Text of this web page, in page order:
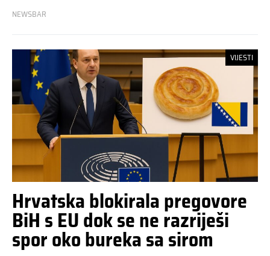
NEWSBAR
VIJESTI
Hrvatska blokirala pregovore
BiH s EU dok se ne razriješi
spor oko bureka sa sirom